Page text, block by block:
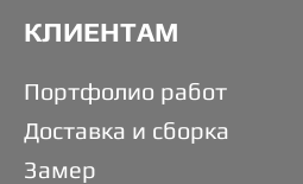
КЛИЕНТАМ
Портфолио работ
Доставка и сборка
Замер